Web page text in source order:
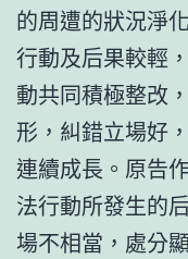
的周遭的狀況淨
行動及后果較輕
動共同積極整改
形，糾錯立場好
連續成長。原告
法行動所發生的
場不相當，處分